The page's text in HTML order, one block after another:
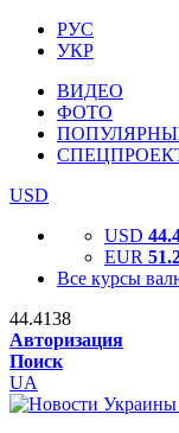
РУС
УКР
ВИДЕО
ФОТО
USD
USD
EUR
Все курсы
44.4138
Авторизация
Поиск
UA